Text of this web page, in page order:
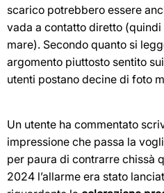
scarico potrebbero essere
vada a contatto diretto
mare). Secondo quanto si
argomento piuttosto sentito
utenti postano decine di foto
Un utente ha commentato
impressione che passa la
per paura di contrarre chissà
2024 l’allarme era stato